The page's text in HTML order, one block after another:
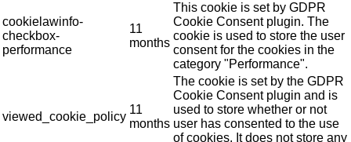
cookielawinfo-
checkbox-
performance
11
months
This cookie is set by GDPR
Cookie Consent plugin. The
cookie is used to store the user
consent for the cookies in the
category "Performance".
viewed_cookie_policy
11
months
The cookie is set by the GDPR
Cookie Consent plugin and is
used to store whether or not
user has consented to the use
of cookies. It does not store any